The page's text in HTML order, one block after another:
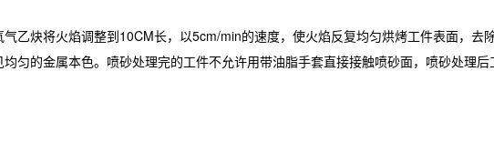
乙炔将火焰调整到10CM长，以5cm/min的速度，使火焰反复均匀烘烤工件表面，去
匀的金属本色。喷砂处理完的工件不允许用带油脂手套直接接触喷砂面，喷砂处理